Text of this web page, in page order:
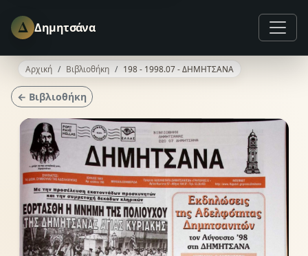
Δ Δημητσάνα
Αρχική Βιβλιοθήκη 198 - 1998.07 - ΔΗΜΗΤΣΑΝΑ
← Βιβλιοθήκη